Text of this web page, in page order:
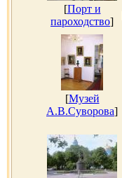
[Порт и
пароходство]
[Музей
А.В.Суворова]